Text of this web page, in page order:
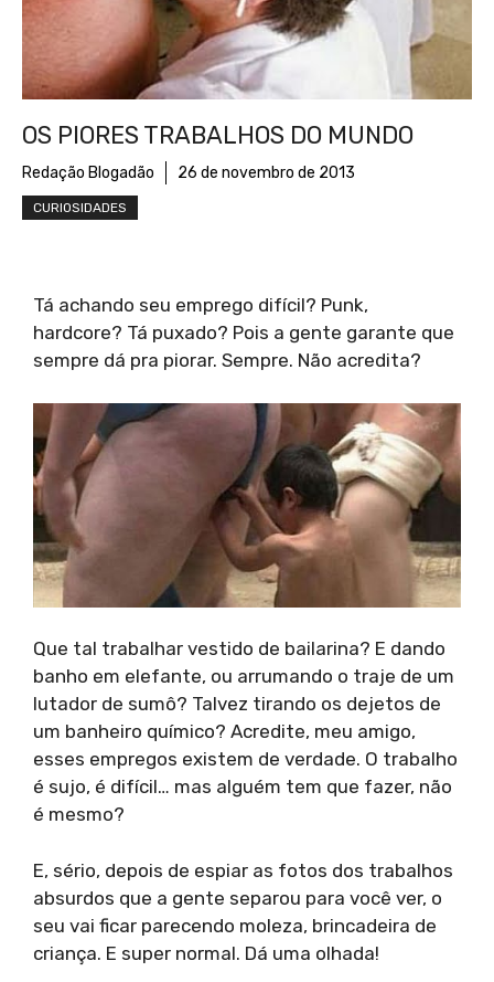
OS PIORES TRABALHOS DO MUNDO
Redação Blogadão 26 de novembro de 2013
CURIOSIDADES
Tá achando seu emprego difícil? Punk,
hardcore? Tá puxado? Pois a gente garante que
sempre dá pra piorar. Sempre. Não acredita?
Que tal trabalhar vestido de bailarina? E dando
banho em elefante, ou arrumando o traje de um
lutador de sumô? Talvez tirando os dejetos de
um banheiro químico? Acredite, meu amigo,
esses empregos existem de verdade. O trabalho
é sujo, é difícil… mas alguém tem que fazer, não
é mesmo?
E, sério, depois de espiar as fotos dos trabalhos
absurdos que a gente separou para você ver, o
seu vai ficar parecendo moleza, brincadeira de
criança. E super normal. Dá uma olhada!